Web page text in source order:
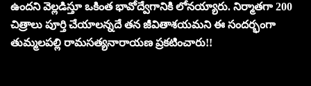
ఉందని వెల్లడిస్తూ ఒకింత భావోద్వేగానికి లోనయ్యారు. నిర్మాతగా 200
చిత్రాలు పూర్తి చేయాలన్నదే తన జీవితాశయమని ఈ సందర్భంగా
తుమ్మలపల్లి రామసత్యనారాయణ ప్రకటించారు!!